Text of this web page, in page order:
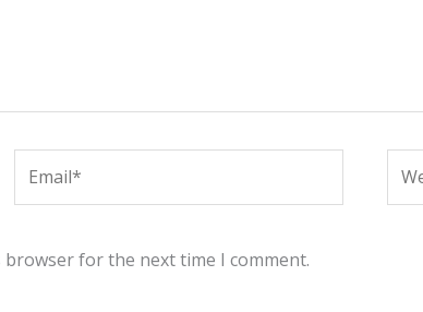
browser for the next time I comment.